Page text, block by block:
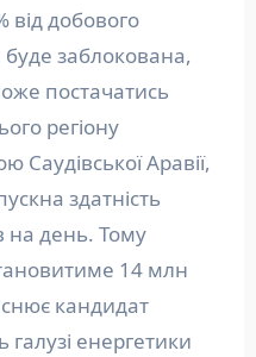
від добового
заблокована,
постачатись
регіону
Саудівської Аравії,
здатність
на день. Тому
14 млн
кандидат
галузі енергетики